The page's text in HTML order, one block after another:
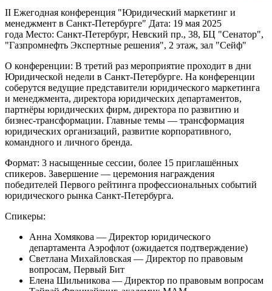
II Ежегодная конференция "Юридический маркетинг и
менеджмент в Санкт-Петербурге" Дата: 19 мая 2025
года Место: Санкт-Петербург, Невский пр., 38, БЦ "Сенатор",
"Газпромнефть Экспертные решения", 2 этаж, зал "Сейф"
О конференции: В третий раз мероприятие проходит в дни
Юридической недели в Санкт-Петербурге. На конференции
соберутся ведущие представители юридического маркетинга
и менеджмента, директора юридических департаментов,
партнёры юридических фирм, директора по развитию и
бизнес-трансформации. Главные темы — трансформация
юридических организаций, развитие корпоративного,
командного и личного бренда.
Формат: 3 насыщенные сессии, более 15 приглашённых
спикеров. Завершение — церемония награждения
победителей Первого рейтинга профессиональных событий
юридического рынка Санкт-Петербурга.
Спикеры:
Анна Хомякова — Директор юридического
департамента Аэрофлот (ожидается подтверждение)
Светлана Михайловская — Директор по правовым
вопросам, Первый Бит
Елена Шильникова — Директор по правовым вопросам